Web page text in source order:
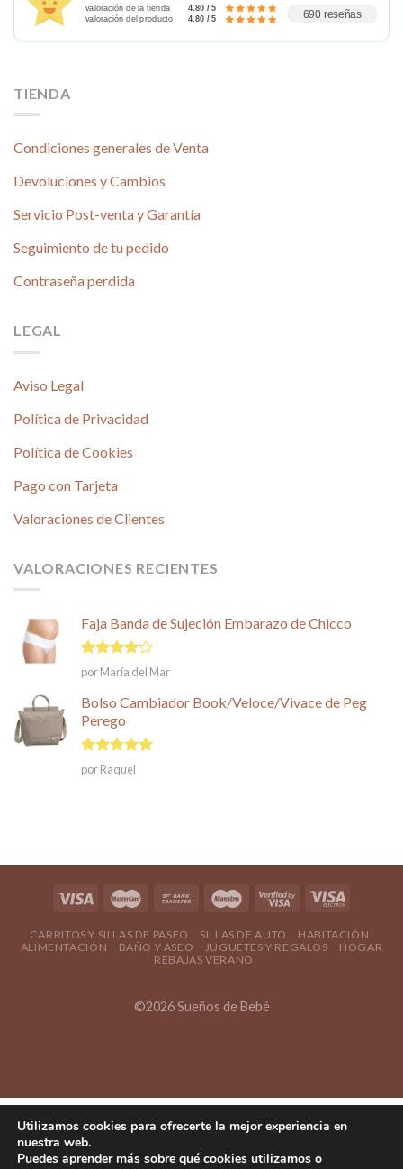
valoración de la tienda
4.80 / 5
valoración del producto
4.80 / 5 690 reseñas
TIENDA
Condiciones generales de Venta
Devoluciones y Cambios
Servicio Post-venta y Garantía
Seguimiento de tu pedido
Contraseña perdida
LEGAL
Aviso Legal
Política de Privacidad
Política de Cookies
Pago con Tarjeta
Valoraciones de Clientes
VALORACIONES RECIENTES
Faja Banda de Sujeción Embarazo de Chicco
Valorado
en
5
por María del Mar
Bolso Cambiador Book/Veloce/Vivace de Peg
Perego
Valorado en
5
de 5
por Raquel
CARRITOS Y SILLAS DE PASEO SILLAS DE AUTO
HABITACIÓN
ALIMENTACIÓN
BAÑO Y ASEO JUGUETES Y REGALOS
HOGAR
REBAJAS VERANO
©2026 Sueños de Bebé
Utilizamos cookies para ofrecerte la mejor experiencia en
nuestra web.
Puedes aprender más sobre qué cookies utilizamos o